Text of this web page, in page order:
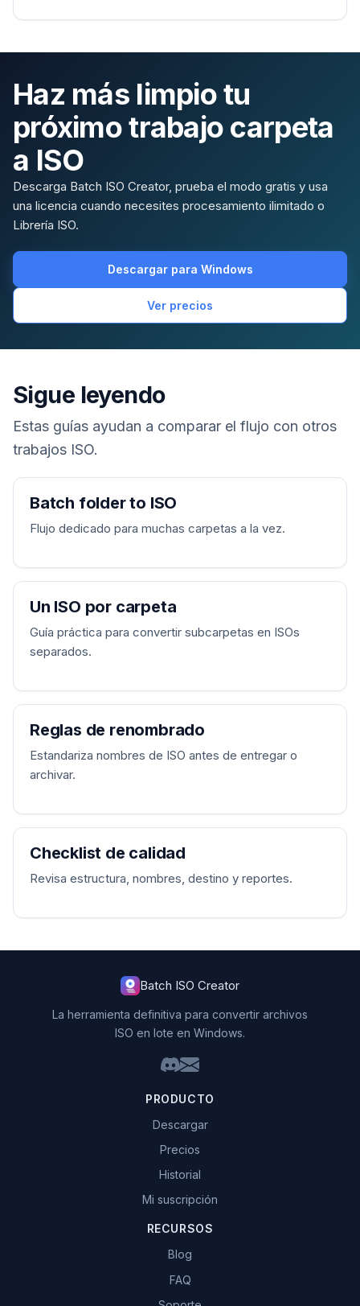
Haz más limpio tu
próximo trabajo carpeta
a ISO
Descarga Batch ISO Creator, prueba el modo gratis y usa
una licencia cuando necesites procesamiento ilimitado o
Librería ISO.
Descargar para Windows
Ver precios
Sigue leyendo
Estas guías ayudan a comparar el flujo con otros
trabajos ISO.
Batch folder to ISO
Flujo dedicado para muchas carpetas a la vez.
Un ISO por carpeta
Guía práctica para convertir subcarpetas en ISOs
separados.
Reglas de renombrado
Estandariza nombres de ISO antes de entregar o
archivar.
Checklist de calidad
Revisa estructura, nombres, destino y reportes.
Batch ISO Creator
La herramienta definitiva para convertir archivos
ISO en lote en Windows.
PRODUCTO
Descargar
Precios
Historial
Mi suscripción
RECURSOS
Blog
FAQ